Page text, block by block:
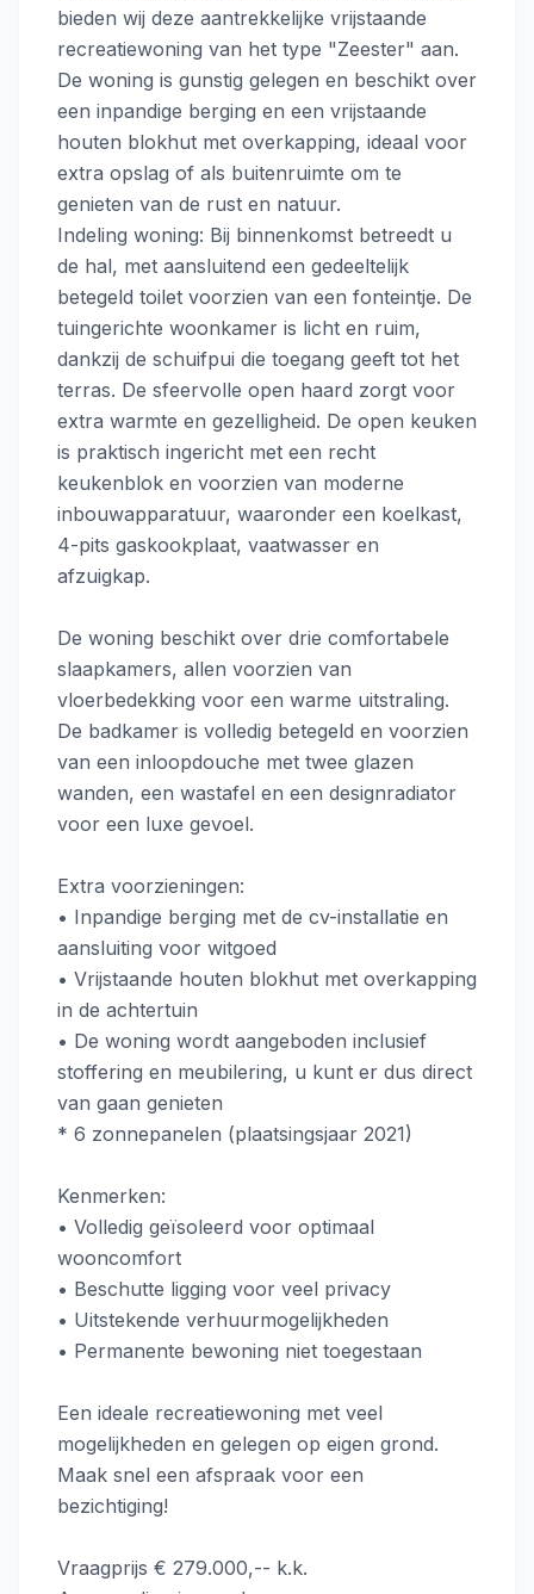
bieden wij deze aantrekkelijke vrijstaande
recreatiewoning van het type "Zeester" aan.
De woning is gunstig gelegen en beschikt over
een inpandige berging en een vrijstaande
houten blokhut met overkapping, ideaal voor
extra opslag of als buitenruimte om te
genieten van de rust en natuur.
Indeling woning: Bij binnenkomst betreedt u
de hal, met aansluitend een gedeeltelijk
betegeld toilet voorzien van een fonteintje. De
tuingerichte woonkamer is licht en ruim,
dankzij de schuifpui die toegang geeft tot het
terras. De sfeervolle open haard zorgt voor
extra warmte en gezelligheid. De open keuken
is praktisch ingericht met een recht
keukenblok en voorzien van moderne
inbouwapparatuur, waaronder een koelkast,
4-pits gaskookplaat, vaatwasser en
afzuigkap.
De woning beschikt over drie comfortabele
slaapkamers, allen voorzien van
vloerbedekking voor een warme uitstraling.
De badkamer is volledig betegeld en voorzien
van een inloopdouche met twee glazen
wanden, een wastafel en een designradiator
voor een luxe gevoel.
Extra voorzieningen:
• Inpandige berging met de cv-installatie en
aansluiting voor witgoed
• Vrijstaande houten blokhut met overkapping
in de achtertuin
• De woning wordt aangeboden inclusief
stoffering en meubilering, u kunt er dus direct
van gaan genieten
* 6 zonnepanelen (plaatsingsjaar 2021)
Kenmerken:
• Volledig geïsoleerd voor optimaal
wooncomfort
• Beschutte ligging voor veel privacy
• Uitstekende verhuurmogelijkheden
• Permanente bewoning niet toegestaan
Een ideale recreatiewoning met veel
mogelijkheden en gelegen op eigen grond.
Maak snel een afspraak voor een
bezichtiging!
Vraagprijs € 279.000,-- k.k.